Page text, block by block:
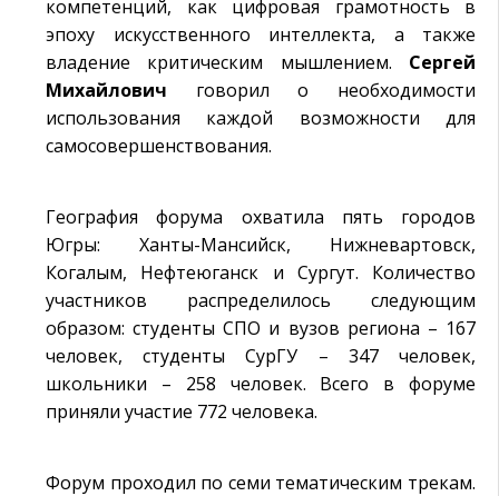
компетенций, как цифровая грамотность в
эпоху искусственного интеллекта, а также
владение критическим мышлением. Сергей
Михайлович говорил о необходимости
использования каждой возможности для
самосовершенствования.
География форума охватила пять городов
Югры: Ханты-Мансийск, Нижневартовск,
Когалым, Нефтеюганск и Сургут. Количество
участников распределилось следующим
образом: студенты СПО и вузов региона – 167
человек, студенты СурГУ – 347 человек,
школьники – 258 человек. Всего в форуме
приняли участие 772 человека.
Форум проходил по семи тематическим трекам.